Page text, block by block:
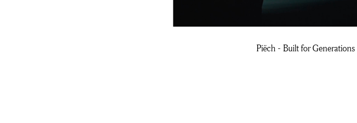
Piëch - Built for Generations